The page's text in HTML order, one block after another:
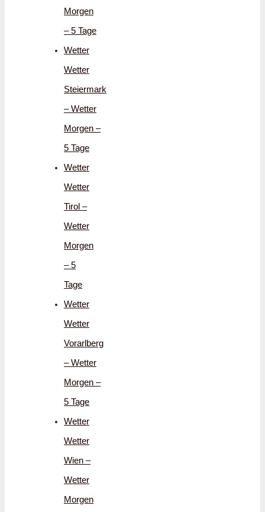
Morgen
– 5 Tage
Wetter
Wetter
Steiermark
– Wetter
Morgen –
5 Tage
Wetter
Wetter
Tirol –
Wetter
Morgen
– 5
Tage
Wetter
Wetter
Vorarlberg
– Wetter
Morgen –
5 Tage
Wetter
Wetter
Wien –
Wetter
Morgen